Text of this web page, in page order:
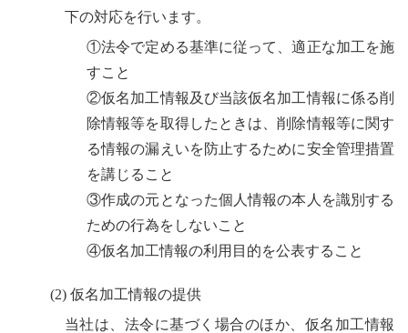
下の対応を行います。
①法令で定める基準に従って、適正な加工を施
すこと
②仮名加工情報及び当該仮名加工情報に係る削
除情報等を取得したときは、削除情報等に関す
る情報の漏えいを防止するために安全管理措置
を講じること
③作成の元となった個人情報の本人を識別する
ための行為をしないこと
④仮名加工情報の利用目的を公表すること
(2) 仮名加工情報の提供
当社は、法令に基づく場合のほか、仮名加工情報